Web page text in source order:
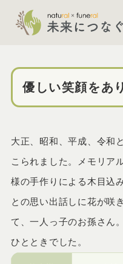
市川市斎場
優しい笑顔をあ
大正、昭和、平成、令和
こられました。メモリア
様の手作りによる木目込
との思い出話しに花が咲
て、一人っ子のお孫さん
ひとときでした。